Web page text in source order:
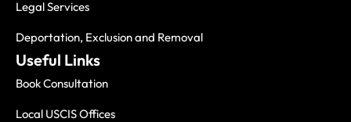
Legal Services
Deportation, Exclusion and Removal
Useful Links
Book Consultation
Local USCIS Offices